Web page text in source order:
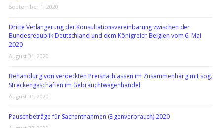
September 1, 2020
Dritte Verlängerung der Konsultationsvereinbarung zwischen der
Bundesrepublik Deutschland und dem Königreich Belgien vom 6. Mai
2020
August 31, 2020
Behandlung von verdeckten Preisnachlässen im Zusammenhang mit sog.
Streckengeschäften im Gebrauchtwagenhandel
August 31, 2020
Pauschbeträge für Sachentnahmen (Eigenverbrauch) 2020